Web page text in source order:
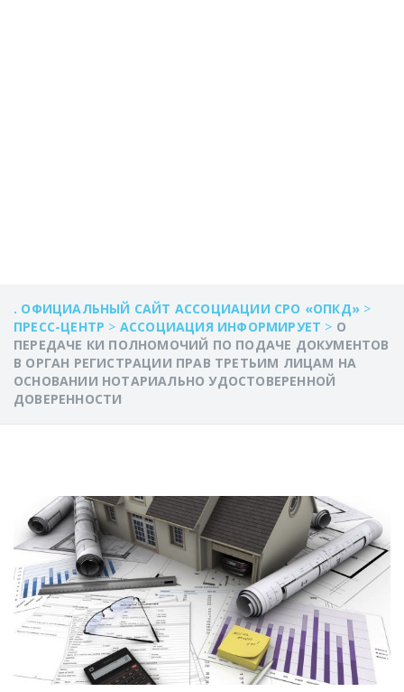
. ОФИЦИАЛЬНЫЙ САЙТ АССОЦИАЦИИ СРО «ОПКД» >
ПРЕСС-ЦЕНТР > АССОЦИАЦИЯ ИНФОРМИРУЕТ > О
ПЕРЕДАЧЕ КИ ПОЛНОМОЧИЙ ПО ПОДАЧЕ ДОКУМЕНТОВ
В ОРГАН РЕГИСТРАЦИИ ПРАВ ТРЕТЬИМ ЛИЦАМ НА
ОСНОВАНИИ НОТАРИАЛЬНО УДОСТОВЕРЕННОЙ
ДОВЕРЕННОСТИ